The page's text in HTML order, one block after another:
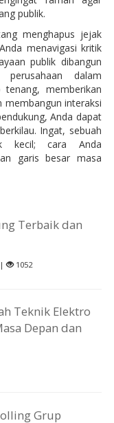
publik.
menghapus jejak
menavigasi kritik
publik dibangun
dalam
tenang, memberikan
membangun interaksi
Anda dapat
Ingat, sebuah
kecil; cara Anda
garis besar masa
Terbaik dan
| 1052
Teknik Elektro
Depan dan
Grup